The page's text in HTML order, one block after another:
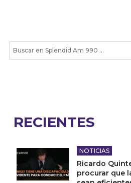
RECIENTES
NOTICIAS
Ricardo
procurar que